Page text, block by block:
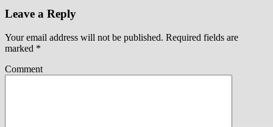
Leave a Reply
Your email address will not be published. Required fields are
marked *
Comment